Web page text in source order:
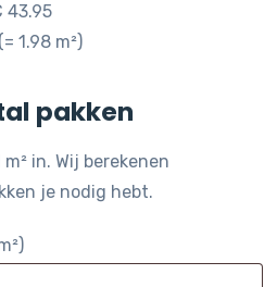
43.95
1.98 m²)
pakken
in. Wij berekenen
je nodig hebt.